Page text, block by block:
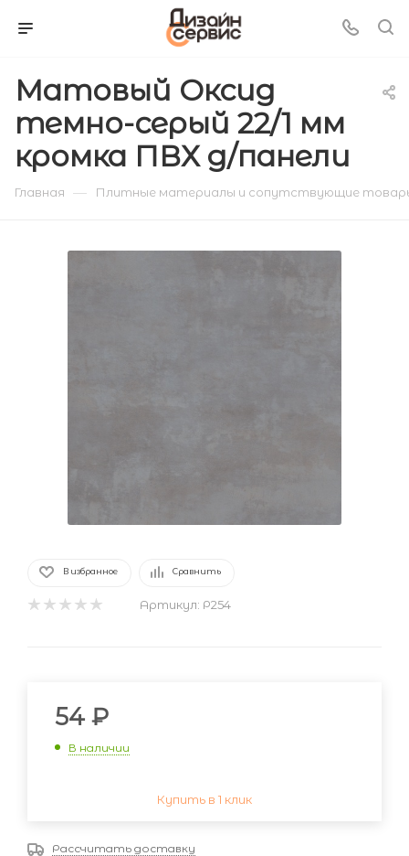
Матовый Оксид
темно-серый 22/1 мм
кромка ПВХ д/панели
Главная — Плитные материалы и сопутствующие
В избранное Сравнить
Артикул: Р254
54 ₽
В наличии
Купить в 1 клик
Рассчитать доставку